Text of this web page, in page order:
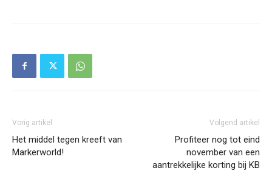
Vorig artikel
Het middel tegen kreeft van
Markerworld!
Volgend artikel
Profiteer nog tot eind
november van een
aantrekkelijke korting bij KB